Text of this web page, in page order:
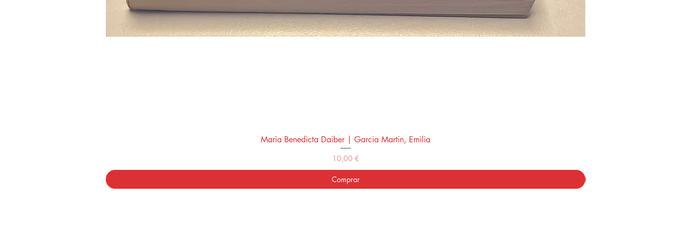
Vista rápida
Maria Benedicta Daiber | Garcia Martin, Emilia
Precio
10,00 €
Comprar